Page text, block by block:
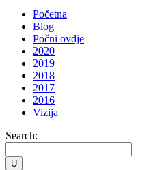
Početna
Blog
Počni ovdje
2020
2019
2018
2017
2016
Vizija
Search: